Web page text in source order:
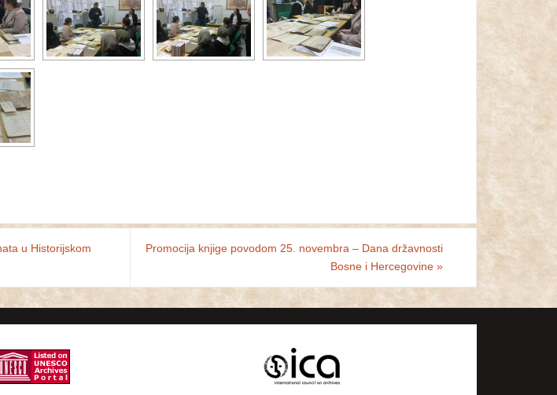
u Historijskom
Promocija knjige povodom 25. novembra – Dana državnosti
Bosne i Hercegovine »